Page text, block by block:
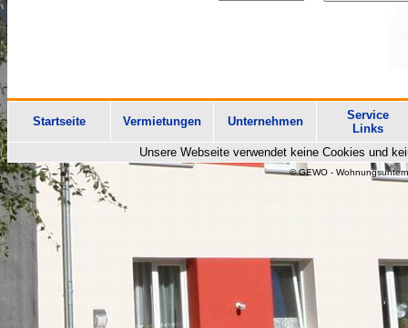
Startseite Vermietungen Unternehmen
Service
Links
Unsere Webseite verwendet keine Cookies und
© GEWO -